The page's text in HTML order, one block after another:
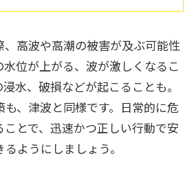
、高波や高潮の被害が及ぶ可能性
位が上がる、波が激しくなるこ
水、破損などが起こることも。
、津波と同様です。日常的に危
とで、迅速かつ正しい行動で安
ようにしましょう。